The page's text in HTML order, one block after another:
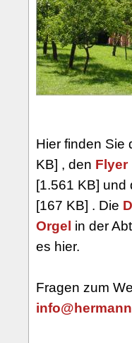
Hier finden Sie
KB] , den Flyer
[1.561 KB]
[167 KB] . Die
Orgel in der
es hier.
Fragen zum